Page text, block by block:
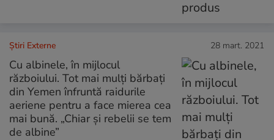
Știri Externe 28 mart. 2021
Cu albinele, în mijlocul
războiului. Tot mai mulți bărbați
din Yemen înfruntă raidurile
aeriene pentru a face mierea cea
mai bună. „Chiar și rebelii se tem
de albine”